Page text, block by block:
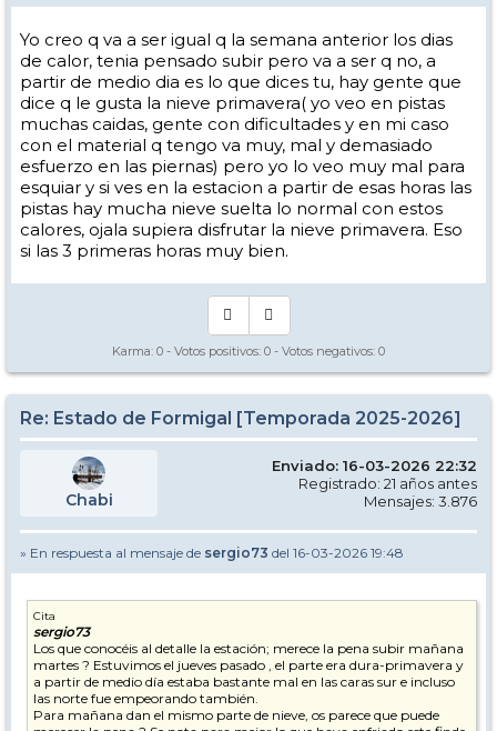
Yo creo q va a ser igual q la semana anterior los dias
de calor, tenia pensado subir pero va a ser q no, a
partir de medio dia es lo que dices tu, hay gente que
dice q le gusta la nieve primavera( yo veo en pistas
muchas caidas, gente con dificultades y en mi caso
con el material q tengo va muy, mal y demasiado
esfuerzo en las piernas) pero yo lo veo muy mal para
esquiar y si ves en la estacion a partir de esas horas las
pistas hay mucha nieve suelta lo normal con estos
calores, ojala supiera disfrutar la nieve primavera. Eso
si las 3 primeras horas muy bien.
Karma: 0 - Votos positivos: 0 - Votos negativos: 0
Re: Estado de Formigal [Temporada 2025-2026]
Chabi
Enviado: 16-03-2026 22:32
Registrado: 21 años antes
Mensajes: 3.876
» En respuesta al mensaje de sergio73 del 16-03-2026 19:48
Cita
sergio73
Los que conocéis al detalle la estación; merece la pena subir mañana
martes ? Estuvimos el jueves pasado , el parte era dura-primavera y
a partir de medio día estaba bastante mal en las caras sur e incluso
las norte fue empeorando también.
Para mañana dan el mismo parte de nieve, os parece que puede